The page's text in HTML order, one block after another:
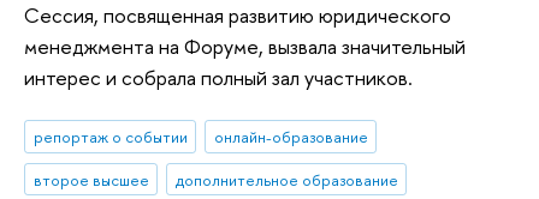
Сессия, посвященная развитию юридического
менеджмента на Форуме, вызвала значительный
интерес и собрала полный зал участников.
репортаж о событии
онлайн-образование
второе высшее
дополнительное образование